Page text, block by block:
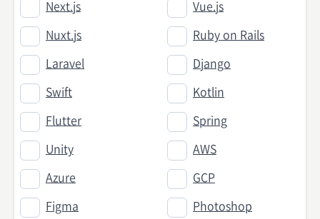
Next.js Vue.js
Nuxt.js Ruby on Rails
Laravel Django
Swift Kotlin
Flutter Spring
Unity AWS
Azure GCP
Figma Photoshop